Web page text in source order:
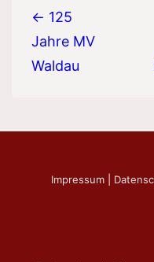
← 125
Jahre MV
Waldau
Impressum|